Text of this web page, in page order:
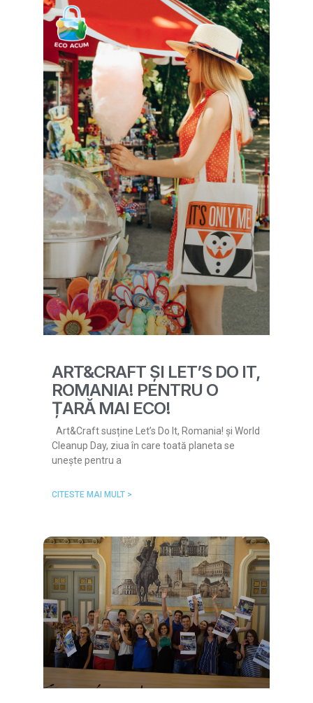
ART&CRAFT ȘI LET’S DO IT,
ROMANIA! PENTRU O
ȚARĂ MAI ECO!
Art&Craft susține Let’s Do It, Romania! și World
Cleanup Day, ziua în care toată planeta se
unește pentru a
CITESTE MAI MULT >